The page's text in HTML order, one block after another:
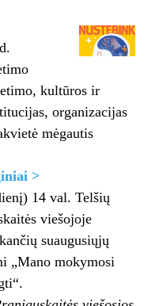
kultūros ir
organizacijas
mėgautis
>
14 val. Telšių
viešojoje
suaugusiųjų
„Mano mokymosi